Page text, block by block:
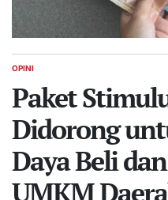
POSTED
OPINI
Paket
Didorong
Daya Beli
UMKM